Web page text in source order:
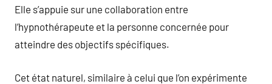
Elle s’appuie sur une collaboration entre
l’hypnothérapeute et la personne concernée pour
atteindre des objectifs spécifiques.
Cet état naturel, similaire à celui que l’on expérimente